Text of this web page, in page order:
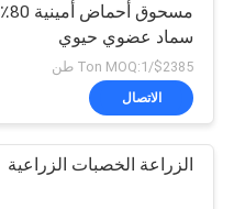
مسحوق أحماض أمينية 80٪
سماد عضوي حيوي
$2385/Ton MOQ:1 طن
الاتصال
الزراعة الخصبات الزراعية